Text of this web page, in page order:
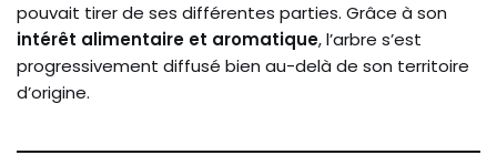
pouvait tirer de ses différentes parties. Grâce à son
intérêt alimentaire et aromatique, l’arbre s’est
progressivement diffusé bien au-delà de son territoire
d’origine.